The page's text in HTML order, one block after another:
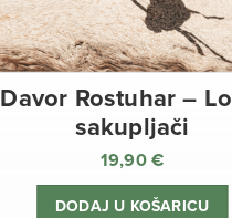
Davor Rostuhar –
sakupljači
19,90€
DODAJ U KOŠARICU